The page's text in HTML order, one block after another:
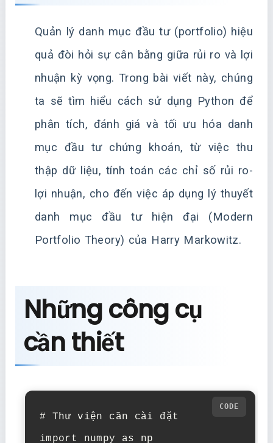
Quản lý danh mục đầu tư (portfolio) hiệu
quả đòi hỏi sự cân bằng giữa rủi ro và lợi
nhuận kỳ vọng. Trong bài viết này, chúng
ta sẽ tìm hiểu cách sử dụng Python để
phân tích, đánh giá và tối ưu hóa danh
mục đầu tư chứng khoán, từ việc thu
thập dữ liệu, tính toán các chỉ số rủi ro-
lợi nhuận, cho đến việc áp dụng lý thuyết
danh mục đầu tư hiện đại (Modern
Portfolio Theory) của Harry Markowitz.
Những công cụ
cần thiết
# Thư viện cần cài đặt
import numpy as np